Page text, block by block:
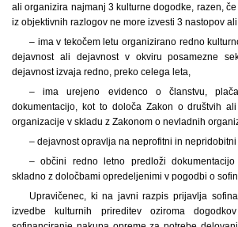
ali organizira najmanj 3 kulturne dogodke, razen,
iz objektivnih razlogov ne more izvesti 3 nastopov
– ima v tekočem letu organizirano redno
dejavnost ali dejavnost v okviru posamezne
dejavnost izvaja redno, preko celega leta,
– ima urejeno evidenco o članstvu,
dokumentacijo, kot to določa Zakon o društvih
organizacije v skladu z Zakonom o nevladnih
– dejavnost opravlja na neprofitni in
– občini redno letno predloži
skladno z določbami opredeljenimi v pogodbi o
Upravičenec, ki na javni razpis prijavlja
izvedbe kulturnih prireditev oziroma